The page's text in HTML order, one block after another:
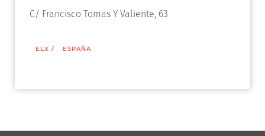
C/ Francisco Tomas Y Valiente, 63
ELX / ESPAÑA